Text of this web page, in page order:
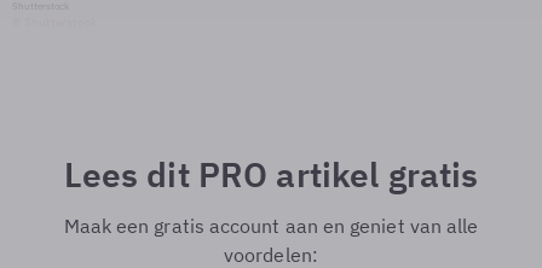
Lees dit PRO artikel gratis
Maak een gratis account aan en geniet van alle
voordelen: